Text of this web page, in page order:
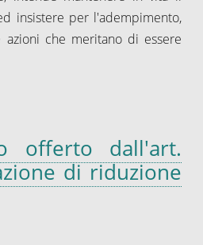
insistere per l'adempimento,
che meritano di essere
offerto dall'art.
di riduzione